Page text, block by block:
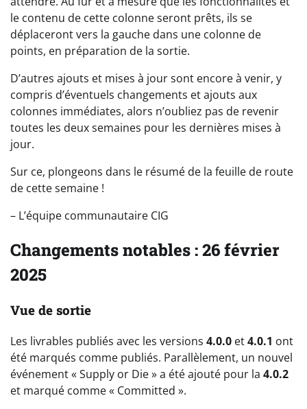
le contenu de cette colonne seront prêts, ils se
déplaceront vers la gauche dans une colonne de
points, en préparation de la sortie.
D’autres ajouts et mises à jour sont encore à venir, y
compris d’éventuels changements et ajouts aux
colonnes immédiates, alors n’oubliez pas de revenir
toutes les deux semaines pour les dernières mises à
jour.
Sur ce, plongeons dans le résumé de la feuille de route
de cette semaine !
– L’équipe communautaire CIG
Changements notables : 26 février
2025
Vue de sortie
Les livrables publiés avec les versions 4.0.0 et4.0.1 ont
été marqués comme publiés. Parallèlement, un nouvel
événement « Supply or Die » a été ajouté pour la 4.0.2
et marqué comme « Committed ».